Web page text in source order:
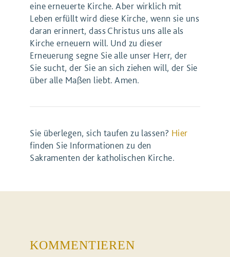
eine erneuerte Kirche. Aber wirklich mit
Leben erfüllt wird diese Kirche, wenn sie uns
daran erinnert, dass Christus uns alle als
Kirche erneuern will. Und zu dieser
Erneuerung segne Sie alle unser Herr, der
Sie sucht, der Sie an sich ziehen will, der Sie
über alle Maßen liebt. Amen.
Sie überlegen, sich taufen zu lassen? Hier
finden Sie Informationen zu den
Sakramenten der katholischen Kirche.
KOMMENTIEREN